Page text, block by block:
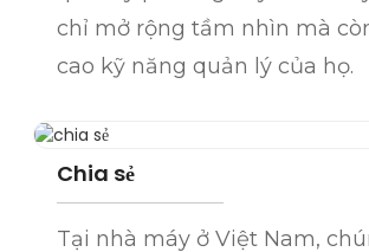
chỉ mở rộng tầm nhìn mà
cao kỹ năng quản lý của họ.
Chia sẻ
Tại nhà máy ở Việt Nam,